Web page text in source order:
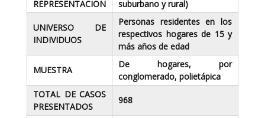
REPRESENTACION
suburbano y rural)
UNIVERSO DE
INDIVIDUOS
Personas residentes en los
respectivos hogares de 15 y
más años de edad
MUESTRA
De hogares, por
conglomerado, polietápica
TOTAL DE CASOS
PRESENTADOS
968